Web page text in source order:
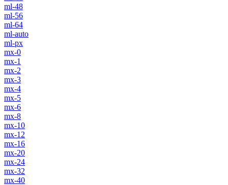
ml-48
ml-56
ml-64
ml-auto
ml-px
mx-0
mx-1
mx-2
mx-3
mx-4
mx-5
mx-6
mx-8
mx-10
mx-12
mx-16
mx-20
mx-24
mx-32
mx-40